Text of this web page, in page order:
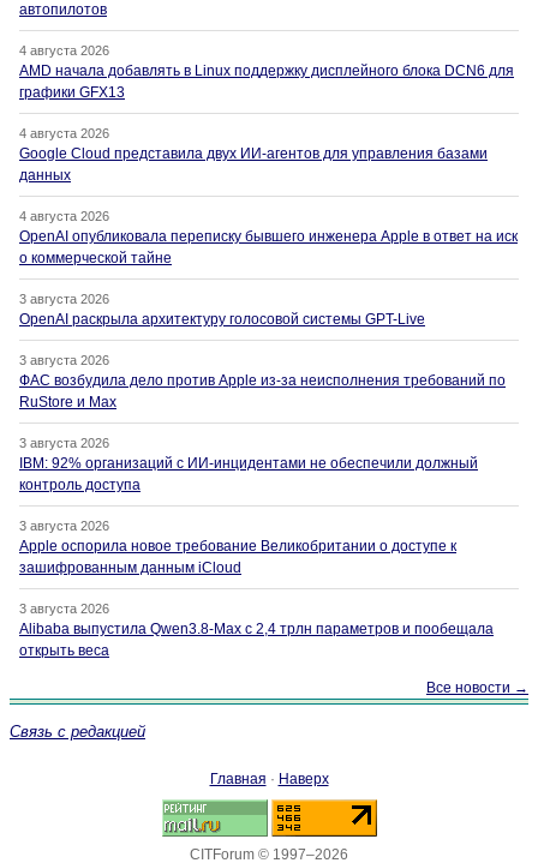
автопилотов
4 августа 2026
AMD начала добавлять в Linux поддержку дисплейного блока DCN6 для
графики GFX13
4 августа 2026
Google Cloud представила двух ИИ-агентов для управления базами
данных
4 августа 2026
OpenAI опубликовала переписку бывшего инженера Apple в ответ на иск
о коммерческой тайне
3 августа 2026
OpenAI раскрыла архитектуру голосовой системы GPT-Live
3 августа 2026
ФАС возбудила дело против Apple из-за неисполнения требований по
RuStore и Max
3 августа 2026
IBM: 92% организаций с ИИ-инцидентами не обеспечили должный
контроль доступа
3 августа 2026
Apple оспорила новое требование Великобритании о доступе к
зашифрованным данным iCloud
3 августа 2026
Alibaba выпустила Qwen3.8-Max с 2,4 трлн параметров и пообещала
открыть веса
Все новости →
Связь с редакцией
Главная · Наверх
CITForum © 1997–2026